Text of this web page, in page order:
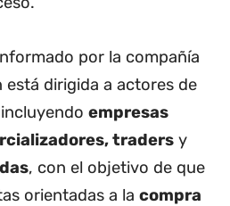
por la compañía
está dirigida a actores de
empresas
traders y
, con el objetivo de que
orientadas a la compra